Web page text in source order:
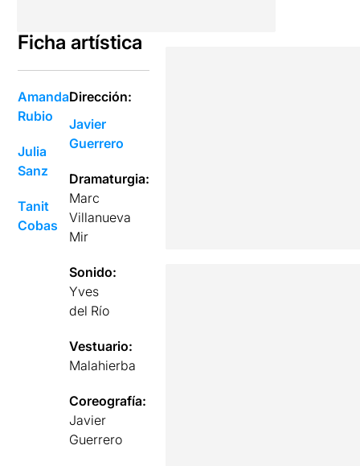
Ficha artística
Amanda
Rubio
Julia
Sanz
Tanit
Cobas
Dirección:
Javier
Guerrero
Dramaturgia:
Marc
Villanueva
Mir
Sonido:
Yves
del Río
Vestuario:
Malahierba
Coreografía:
Javier
Guerrero